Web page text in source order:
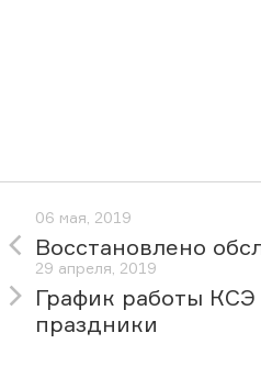
06 мая, 2019
Восстановлено
29 апреля, 2019
График работы КСЭ
праздники